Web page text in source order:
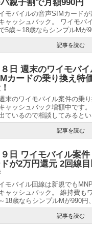
親子割で月額990円
モバイルの音声SIMカード
ャッシュバック。 ワイモバ
5歳～18歳ならシンプルMが
記事を読む
８日 週末のワイモバ
カードの乗り換え特
末のワイモバイル案件の乗
ャッシュバック増額中です
ているので相談してみると
記事を読む
９日 ワイモバイル案
が2万円還元 2回線
モバイル回線は新規でも
ャッシュバック。 維持費も
18歳ならシンプルMが990円
記事を読む